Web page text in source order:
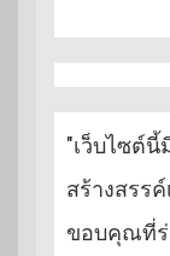
"เว็บไซต์
สร้างสรร
ขอบคุณที่ร่